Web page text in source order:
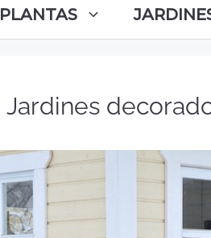
PLANTAS
Jardines